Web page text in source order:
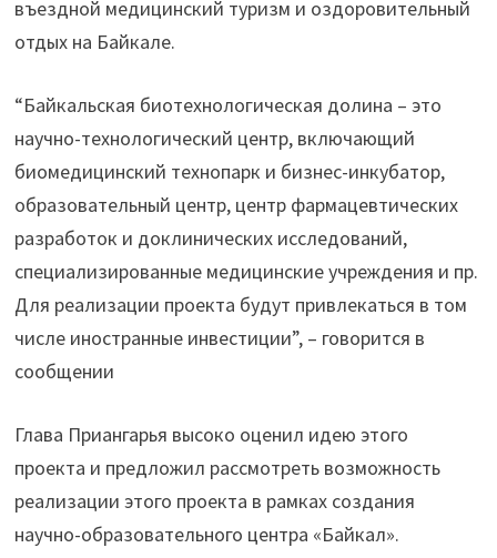
въездной медицинский туризм и оздоровительный
отдых на Байкале.
“Байкальская биотехнологическая долина – это
научно-технологический центр, включающий
биомедицинский технопарк и бизнес-инкубатор,
образовательный центр, центр фармацевтических
разработок и доклинических исследований,
специализированные медицинские учреждения и пр.
Для реализации проекта будут привлекаться в том
числе иностранные инвестиции”, – говорится в
сообщении
Глава Приангарья высоко оценил идею этого
проекта и предложил рассмотреть возможность
реализации этого проекта в рамках создания
научно-образовательного центра «Байкал».